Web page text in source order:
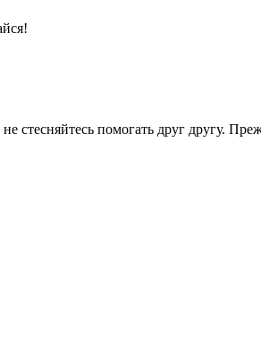
стесняйтесь помогать друг другу.